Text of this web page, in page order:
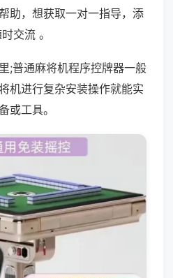
助，想获取一对一指导，添
交流 。
;普通麻将机程序控牌器一般
机进行复杂安装操作就能实
或工具。